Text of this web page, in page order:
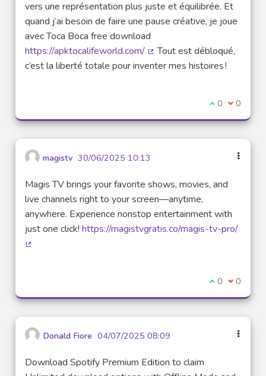
vers une représentation plus juste et équilibrée. Et
quand j’ai besoin de faire une pause créative, je joue
avec Toca Boca free download
https://apktocalifeworld.com/
(Lien externe)
Tout est débloqué,
c’est la liberté totale pour inventer mes histoires !
Je suis
0 Je ne
0
magistv 30/06/2025 10:13
Magis TV brings your favorite shows, movies, and
live channels right to your screen—anytime,
anywhere. Experience nonstop entertainment with
just one click! https://magistvgratis.co/magis-tv-pro/
Je suis
0 Je ne
0
Donald Fiore 04/07/2025 08:09
Download Spotify Premium Edition to claim